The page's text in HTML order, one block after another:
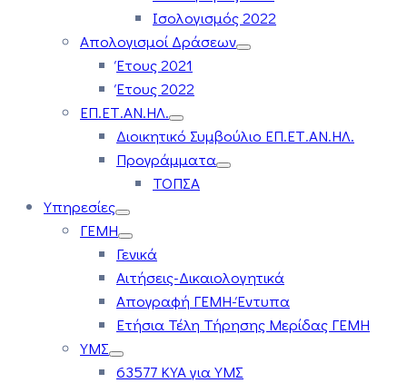
Ισολογισμός 2022
Απολογισμοί Δράσεων
Έτους 2021
Έτους 2022
ΕΠ.ΕΤ.ΑΝ.ΗΛ.
Διοικητικό Συμβούλιο ΕΠ.ΕΤ.ΑΝ.ΗΛ.
Προγράμματα
ΤΟΠΣΑ
Υπηρεσίες
ΓΕΜΗ
Γενικά
Αιτήσεις-Δικαιολογητικά
Απογραφή ΓΕΜΗ-Έντυπα
Ετήσια Τέλη Τήρησης Μερίδας ΓΕΜΗ
ΥΜΣ
63577 ΚΥΑ για ΥΜΣ